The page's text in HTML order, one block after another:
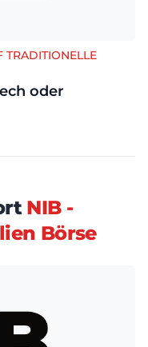
TRADITIONELLE
oder
NIB -
Börse